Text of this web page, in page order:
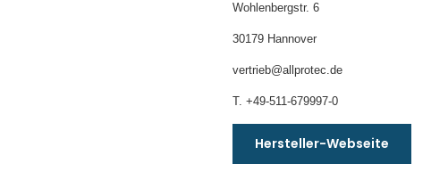
Wohlenbergstr. 6
30179 Hannover
vertrieb@allprotec.de
T. +49-511-679997-0
Hersteller-Webseite